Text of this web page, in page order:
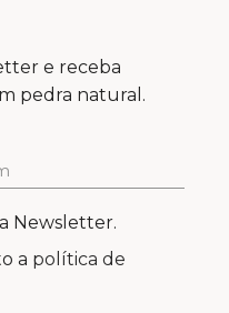
e receba
pedra natural.
Newsletter.
a política de